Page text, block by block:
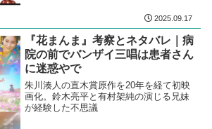
2025.09.17
『花まんま』考察とネタバレ｜病
院の前でバンザイ三唱は患者さん
に迷惑やで
朱川湊人の直木賞原作を20年を経て初映
画化。鈴木亮平と有村架純の演じる兄妹
が経験した不思議